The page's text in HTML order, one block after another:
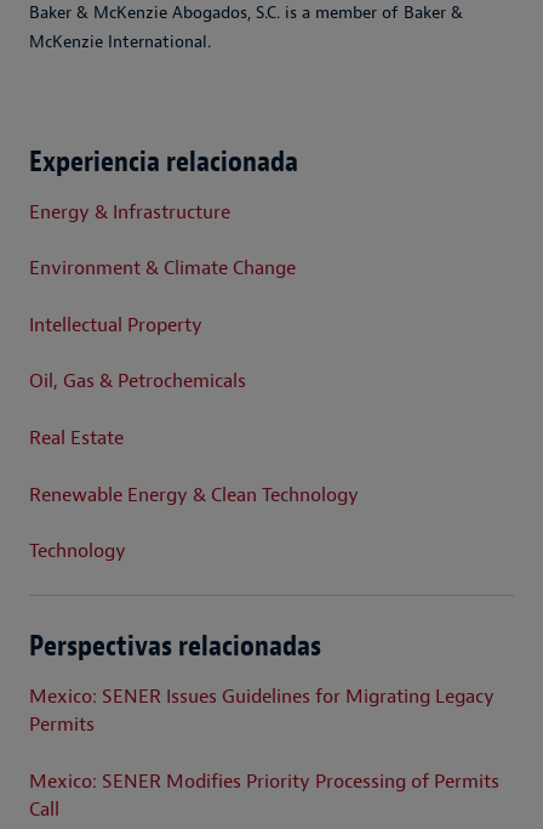
Baker & McKenzie Abogados, S.C. is a member of Baker &
McKenzie International.
Experiencia relacionada
Energy & Infrastructure
Environment & Climate Change
Intellectual Property
Oil, Gas & Petrochemicals
Real Estate
Renewable Energy & Clean Technology
Technology
Perspectivas relacionadas
Mexico: SENER Issues Guidelines for Migrating Legacy
Permits
Mexico: SENER Modifies Priority Processing of Permits
Call